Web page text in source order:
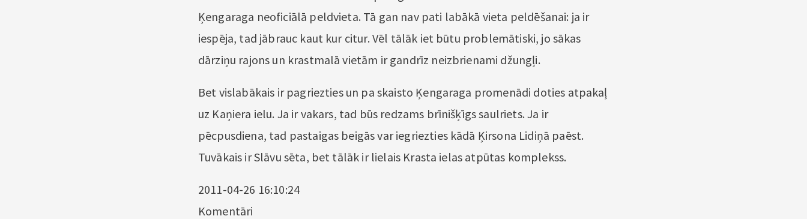
Ķengaraga neoficiālā peldvieta. Tā gan nav pati labākā vieta peldēšanai: ja ir
iespēja, tad jābrauc kaut kur citur. Vēl tālāk iet būtu problemātiski, jo sākas
dārziņu rajons un krastmalā vietām ir gandrīz neizbrienami džungļi.
Bet vislabākais ir pagriezties un pa skaisto Ķengaraga promenādi doties atpakaļ
uz Kaņiera ielu. Ja ir vakars, tad būs redzams brīnišķīgs saulriets. Ja ir
pēcpusdiena, tad pastaigas beigās var iegriezties kādā Ķirsona Lidiņā paēst.
Tuvākais ir Slāvu sēta, bet tālāk ir lielais Krasta ielas atpūtas komplekss.
2011-04-26 16:10:24
Komentāri